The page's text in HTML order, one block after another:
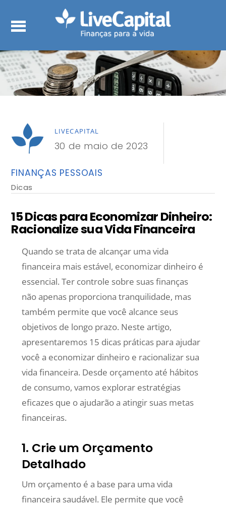
LIVECAPITAL
30 de maio de 2023
FINANÇAS PESSOAIS
Dicas
15 Dicas para Economizar Dinheiro:
Racionalize sua Vida Financeira
Quando se trata de alcançar uma vida
financeira mais estável, economizar dinheiro é
essencial. Ter controle sobre suas finanças
não apenas proporciona tranquilidade, mas
também permite que você alcance seus
objetivos de longo prazo. Neste artigo,
apresentaremos 15 dicas práticas para ajudar
você a economizar dinheiro e racionalizar sua
vida financeira. Desde orçamento até hábitos
de consumo, vamos explorar estratégias
eficazes que o ajudarão a atingir suas metas
financeiras.
1. Crie um Orçamento
Detalhado
Um orçamento é a base para uma vida
financeira saudável. Ele permite que você